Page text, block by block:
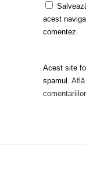
acest
comentez.
Acest site
spamul.